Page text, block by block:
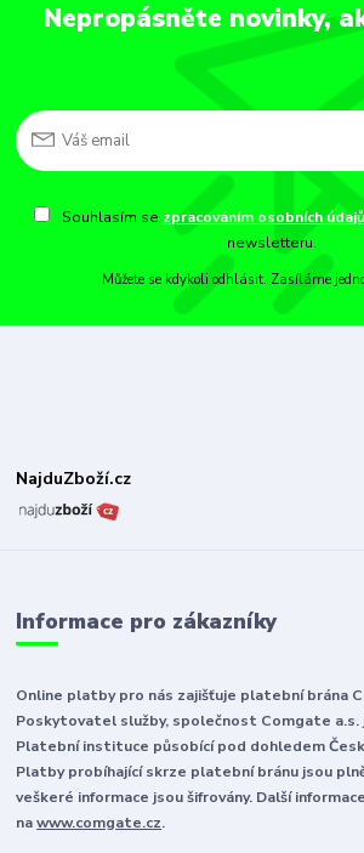
Nepropásněte novinky,
Souhlasím se zpracováním osobních údajů
newsletteru.
Můžete se kdykoli odhlásit. Zasíláme
NajduZboží.cz
Informace pro zákazníky
Online platby pro nás zajišťuje platební brána
Poskytovatel služby, společnost Comgate a.s.
Platební instituce působící pod dohledem
Platby probíhající skrze platební bránu jsou
veškeré informace jsou šifrovány. Další
nawww.comgate.cz.